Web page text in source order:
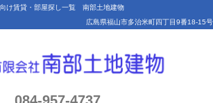
け賃貸・部屋探し一覧 南部土地建物
広島県福山市多治米町四丁目9番18-15号
084-957-4737